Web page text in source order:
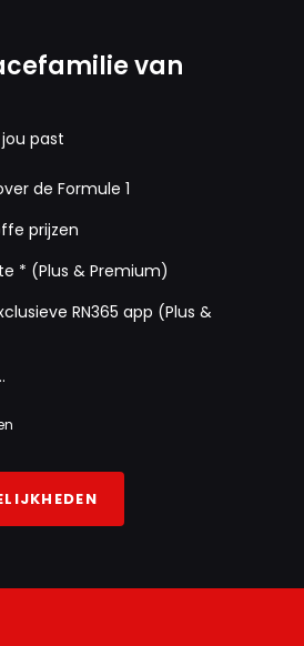
van
past
de Formule 1
prijzen
* (Plus & Premium)
RN365 app (Plus &